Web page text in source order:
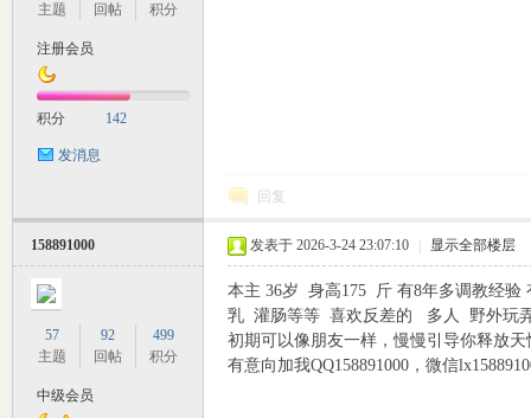
主题
回帖
积分
注册会员
积分 142
发消息
回复
158891000
57
主题
92
回帖
499
积分
中级会员
发表于 2026-3-24 23:07:10 显示全部楼层
本主 36岁 身高175 斤 有8年多调教经
乳 灌肠等等 喜欢反差的 多人 野外玩
初期可以像朋友一样，慢慢引导你释放天
有意向加我QQ158891000，微信